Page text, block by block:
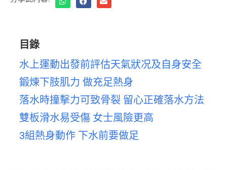
目錄
水上運動出發前評估天氣狀况及自身安全
鍛煉下肢肌力 做充足熱身
落水時撞擊力可致骨裂 留心正確落水方法
雙板滑水易受傷 女士風險更高
3組熱身動作 下水前要做足